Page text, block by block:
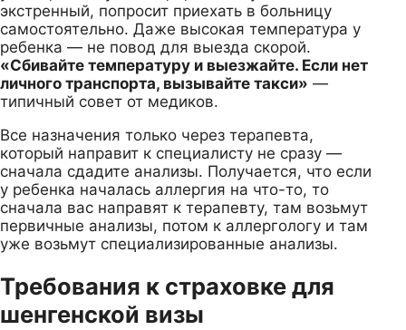
экстренный, попросит приехать в больницу
самостоятельно. Даже высокая температура у
ребенка — не повод для выезда скорой.
«Сбивайте температуру и выезжайте. Если нет
личного транспорта, вызывайте такси» —
типичный совет от медиков.
Все назначения только через терапевта,
который направит к специалисту не сразу —
сначала сдадите анализы. Получается, что если
у ребенка началась аллергия на что-то, то
сначала вас направят к терапевту, там возьмут
первичные анализы, потом к аллергологу и там
уже возьмут специализированные анализы.
Требования к страховке для
шенгенской визы